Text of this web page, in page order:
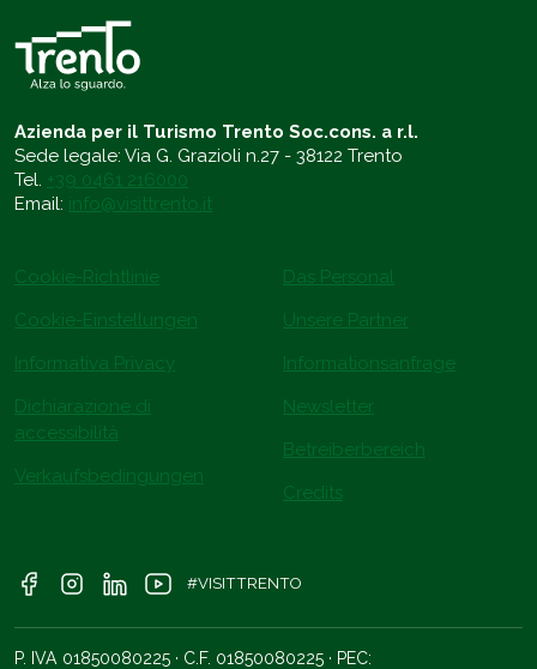
Azienda per il Turismo Trento Soc.cons. a r.l.
Sede legale: Via G. Grazioli n.27 - 38122 Trento
Tel. +39 0461 216000
Email: info@visittrento.it
Cookie-Richtlinie
Cookie-Einstellungen
Informativa Privacy
Dichiarazione di
accessibilità
Verkaufsbedingungen
Das Personal
Unsere Partner
Informationsanfrage
Newsletter
Betreiberbereich
Credits
#VISITTRENTO
P. IVA 01850080225 · C.F. 01850080225 · PEC: